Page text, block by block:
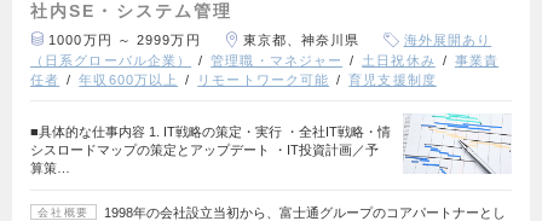
社内SE・システム管理
1000万円 ～ 2999万円 東京都、神奈川県
海外展開あり
（日系グローバル企業）
管理職・マネジャー 土日祝休み
事業責
任者
年収600万以上 リモートワーク可能 育児支援制度
■具体的な仕事内容 1. IT戦略の策定・実行 ・全社IT戦略・情
シスロードマップの策定とアップデート ・IT投資計画／予
算策…
会社概要
1998年の会社設立当初から、富士通グループのコアパートナーとし